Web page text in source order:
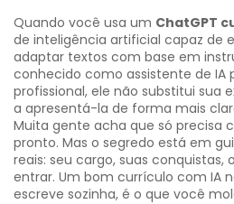
Quando você usa um ChatGPT
de inteligência artificial capaz de
adaptar textos com base em
conhecido como assistente de IA
profissional, ele não substitui sua
a apresentá-la de forma mais
Muita gente acha que só precisa
pronto. Mas o segredo está em
reais: seu cargo, suas conquistas,
entrar. Um bom currículo com IA
escreve sozinha, é o que você